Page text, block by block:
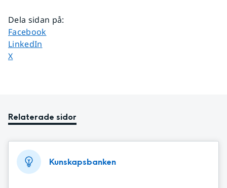
Dela sidan på:
Dela sidan på
Facebook
Dela sidan på
LinkedIn
Dela sidan på
X
Relaterade sidor
Kunskapsbanken